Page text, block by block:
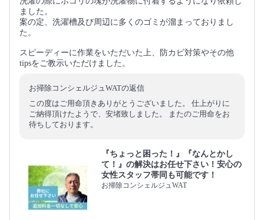
ました。
案の定、洗濯槽及び周辺に多くのゴミが溜まっておりまし
た。
スピーディーに作業をいただいた上、防カビ対策やその他
tipsをご教示いただけました。
お掃除コンシェルジュWATの返信
この度はご用命頂きありがとうございました。 仕上がりに
ご納得頂けたようで、安堵致しました。 またのご用命をお
待ちしております。
『ちょっと困った！』『なんとかし
て！』の解決はお任せ下さい！安心の
女性スタッフ帯同も可能です！
お掃除コンシェルジュWAT